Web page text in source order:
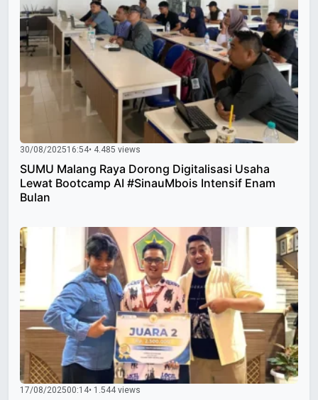
30/08/202516:54• 4.485 views
SUMU Malang Raya Dorong Digitalisasi Usaha
Lewat Bootcamp AI #SinauMbois Intensif Enam
Bulan
17/08/202500:14• 1.544 views